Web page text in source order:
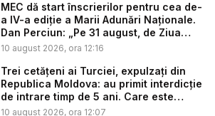
MEC dă start înscrierilor pentru cea de-
a IV-a ediție a Marii Adunări Naționale.
Dan Perciun: „Pe 31 august, de Ziua
Lim...
10 august 2026, ora 12:16
Trei cetățeni ai Turciei, expulzați din
Republica Moldova: au primit interdicție
de intrare timp de 5 ani. Care este
moti...
10 august 2026, ora 12:07